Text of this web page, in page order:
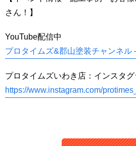
さん！】
YouTube配信中
プロタイムズ&郡山塗装チャンネル
プロタイムズいわき店：インスタグ
https://www.instagram.com/